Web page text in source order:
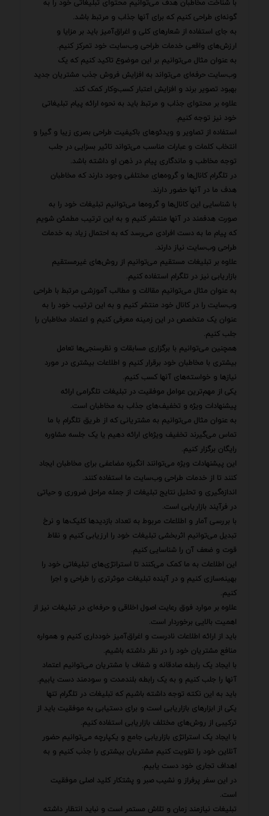
با شناخت مخاطبان هدف می‌توانیم محتوای تبلیغاتی خود را به
گونه‌ای طراحی کنیم که برای آنها جذاب و مرتبط باشد.
به جای استفاده از شعارهای کلی و اغراق‌آمیز باید بر مزایا و
ارزش‌های واقعی خدمات طراحی وب‌سایت خود تمرکز کنیم.
به عنوان مثال می‌توانیم بر این موضوع تاکید کنیم که یک
وب‌سایت حرفه‌ای می‌تواند به افزایش فروش جذب مشتریان جدید
بهبود تصویر برند و افزایش اعتبار کسب‌وکار کمک کند.
علاوه بر محتوای جذاب و مرتبط باید به نحوه ارائه پیام تبلیغاتی
خود نیز توجه کنیم.
استفاده از تصاویر و ویدئوهای باکیفیت طراحی بصری زیبا و گیرا و
انتخاب کلمات و عبارات مناسب می‌تواند تاثیر بسزایی در جلب
توجه مخاطب و ماندگاری پیام در ذهن او داشته باشد.
در تلگرام کانال‌ها و گروه‌های مختلفی وجود دارند که مخاطبان
هدف ما در آنها حضور دارند.
با شناسایی این کانال‌ها و گروه‌ها می‌توانیم تبلیغات خود را به
صورت هدفمند در آنها منتشر کنیم و به این ترتیب مطمئن شویم
که پیام ما به دست افرادی می‌رسد که به احتمال زیاد به خدمات
طراحی وب‌سایت نیاز دارند.
علاوه بر تبلیغات مستقیم می‌توانیم از روش‌های غیرمستقیم
بازاریابی نیز در تلگرام استفاده کنیم.
به عنوان مثال می‌توانیم مقالات و مطالب آموزشی مرتبط با طراحی
وب‌سایت را در کانال خود منتشر کنیم و به این ترتیب خود را به
عنوان یک متخصص در این زمینه معرفی کنیم و اعتماد مخاطبان را
جلب کنیم.
همچنین می‌توانیم با برگزاری مسابقات و نظرسنجی‌ها تعامل
بیشتری با مخاطبان خود برقرار کنیم و اطلاعات بیشتری در مورد
نیازها و خواسته‌های آنها کسب کنیم.
یکی از مهم‌ترین عوامل موفقیت در تبلیغات تلگرامی ارائه
پیشنهادات ویژه و تخفیف‌های جذاب به مخاطبان است.
به عنوان مثال می‌توانیم به مشتریانی که از طریق تلگرام با ما
تماس می‌گیرند تخفیف ویژه‌ای ارائه دهیم یا یک جلسه مشاوره
رایگان برگزار کنیم.
این پیشنهادات ویژه می‌توانند انگیزه مضاعفی برای مخاطبان ایجاد
کنند تا از خدمات طراحی وب‌سایت ما استفاده کنند.
اندازه‌گیری و تحلیل نتایج تبلیغات از جمله مراحل ضروری و حیاتی
در فرآیند بازاریابی است.
با بررسی آمار و اطلاعات مربوط به تعداد بازدیدها کلیک‌ها و نرخ
تبدیل می‌توانیم اثربخشی تبلیغات خود را ارزیابی کنیم و نقاط
قوت و ضعف آن را شناسایی کنیم.
این اطلاعات به ما کمک می‌کنند تا استراتژی‌های تبلیغاتی خود را
بهینه‌سازی کنیم و در آینده تبلیغات موثرتری را طراحی و اجرا
کنیم.
علاوه بر موارد فوق رعایت اصول اخلاقی و حرفه‌ای در تبلیغات نیز از
اهمیت بالایی برخوردار است.
باید از ارائه اطلاعات نادرست و اغراق‌آمیز خودداری کنیم و همواره
منافع مشتریان خود را در نظر داشته باشیم.
با ایجاد یک رابطه صادقانه و شفاف با مشتریان می‌توانیم اعتماد
آنها را جلب کنیم و به یک رابطه بلندمدت و سودمند دست یابیم.
باید به این نکته توجه داشته باشیم که تبلیغات در تلگرام تنها
یکی از ابزارهای بازاریابی است و برای دستیابی به موفقیت باید از
ترکیبی از روش‌های مختلف بازاریابی استفاده کنیم.
با ایجاد یک استراتژی بازاریابی جامع و یکپارچه می‌توانیم حضور
آنلاین خود را تقویت کنیم مشتریان بیشتری را جذب کنیم و به
اهداف تجاری خود دست یابیم.
در این سفر پرفراز و نشیب صبر و پشتکار کلید اصلی موفقیت
است.
تبلیغات نیازمند زمان و تلاش مستمر است و نباید انتظار داشته